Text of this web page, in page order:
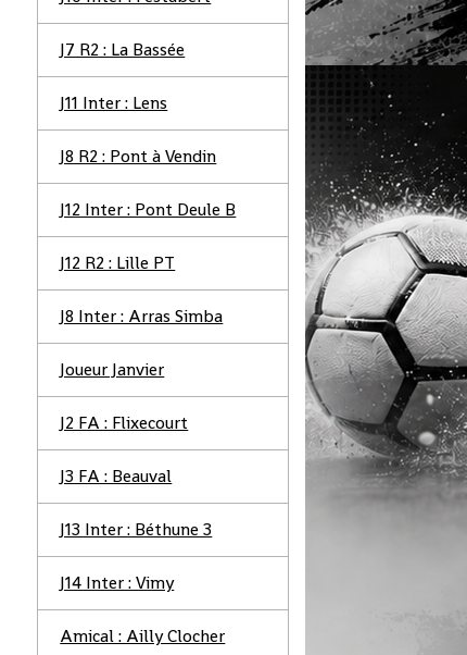
J7 R2 : La Bassée
J11 Inter : Lens
J8 R2 : Pont à Vendin
J12 Inter : Pont Deule B
J12 R2 : Lille PT
J8 Inter : Arras Simba
Joueur Janvier
J2 FA : Flixecourt
J3 FA : Beauval
J13 Inter : Béthune 3
J14 Inter : Vimy
Amical : Ailly Clocher